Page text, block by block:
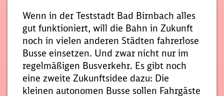
Wenn in der Teststadt Bad Birnbach alles
gut funktioniert, will die Bahn in Zukunft
noch in vielen anderen Städten fahrerlose
Busse einsetzen. Und zwar nicht nur im
regelmäßigen Busverkehr. Es gibt noch
eine zweite Zukunftsidee dazu: Die
kleinen autonomen Busse sollen Fahrgäste